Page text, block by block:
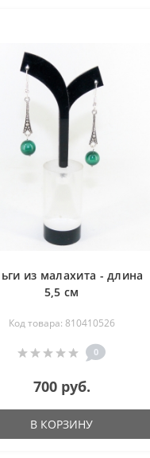
из малахита - длина
5,5 см
Код товара: 810410526
0
700 руб.
В КОРЗИНУ